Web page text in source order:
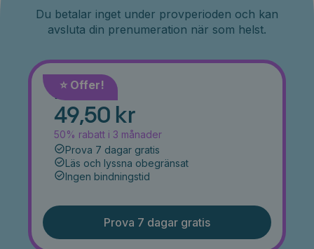
Du betalar inget under provperioden och kan
avsluta din prenumeration när som helst.
⭐️ Offer!
Månad
49,50 kr
50% rabatt i 3 månader
Prova 7 dagar gratis
Läs och lyssna obegränsat
Ingen bindningstid
Prova 7 dagar gratis